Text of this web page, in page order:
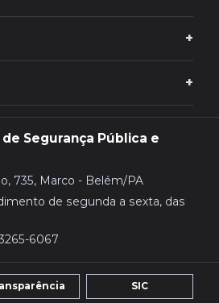
Segurança Pública e
735, Marco - Belém/PA
de segunda a sexta, das
6067
SIC